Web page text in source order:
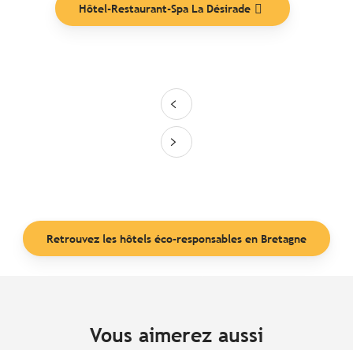
Hôtel-Restaurant-Spa La Désirade
Retrouvez les hôtels éco-responsables en Bretagne
Vous aimerez aussi